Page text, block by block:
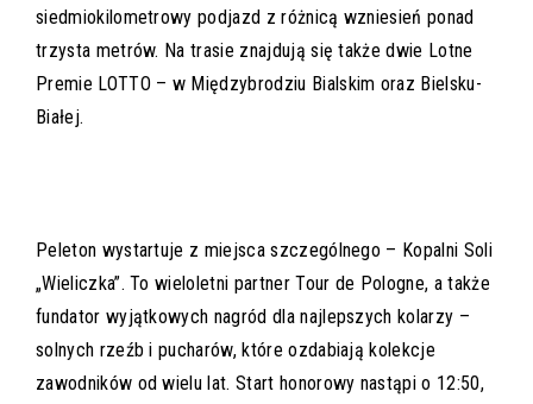
siedmiokilometrowy podjazd z różnicą wzniesień ponad
trzysta metrów. Na trasie znajdują się także dwie Lotne
Premie LOTTO – w Międzybrodziu Bialskim oraz Bielsku-
Białej.
Peleton wystartuje z miejsca szczególnego – Kopalni Soli
„Wieliczka”. To wieloletni partner Tour de Pologne, a także
fundator wyjątkowych nagród dla najlepszych kolarzy –
solnych rzeźb i pucharów, które ozdabiają kolekcje
zawodników od wielu lat. Start honorowy nastąpi o 12:50,